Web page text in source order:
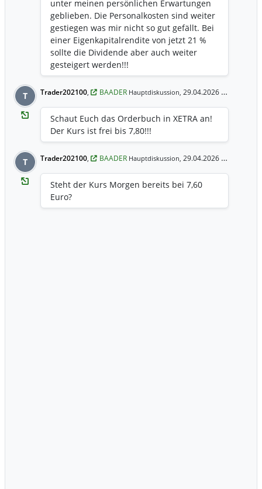
unter meinen persönlichen Erwartungen
geblieben. Die Personalkosten sind weiter
gestiegen was mir nicht so gut gefällt. Bei
einer Eigenkapitalrendite von jetzt 21 %
sollte die Dividende aber auch weiter
gesteigert werden!!!
T Trader202100, BAADER Hauptdiskussion, 29.04.2026 13:32 Uhr
Schaut Euch das Orderbuch in XETRA an!
Der Kurs ist frei bis 7,80!!!
T Trader202100, BAADER Hauptdiskussion, 29.04.2026 12:47 Uhr
Steht der Kurs Morgen bereits bei 7,60
Euro?